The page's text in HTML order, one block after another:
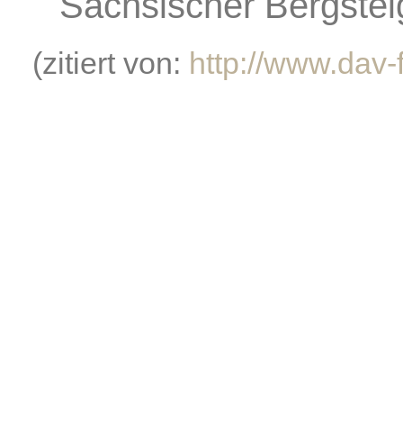
(zitiert von: http://